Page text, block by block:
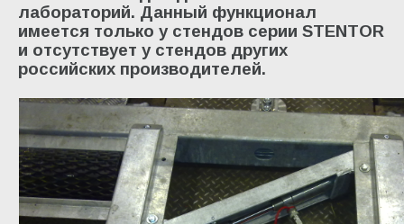
лабораторий. Данный функционал
имеется только у стендов серии STENTOR
и отсутствует у стендов других
российских производителей.